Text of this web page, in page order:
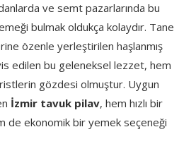
ve semt pazarlarında bu
bulmak oldukça kolaydır. Tane
özenle yerleştirilen haşlanmış
edilen bu geleneksel lezzet, hem
gözdesi olmuştur. Uygun
İzmir tavuk pilav, hem hızlı bir
de ekonomik bir yemek seçeneği